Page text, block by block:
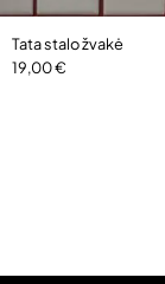
Tata stalo žvakė
19,00€